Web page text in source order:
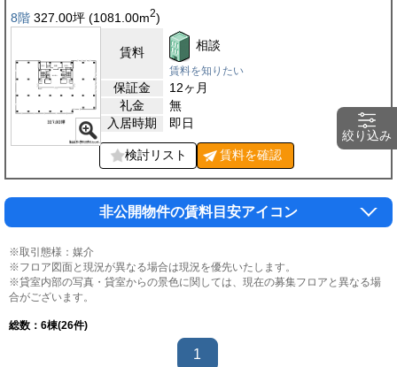
8階 327.00坪 (1081.00m2)
賃料 相談
賃料を知りたい
保証金
12ヶ月
礼金
無
入居時期
即日
検討リスト 賃料を確認
非公開物件の賃料目安アイコン
※取引態様：媒介
※フロア図面と現況が異なる場合は現況を優先いたします。
※貸室内部の写真・貸室からの景色に関しては、現在の募集フロアと異なる場
合がございます。
総数： 6棟(26件)
1
絞り込み